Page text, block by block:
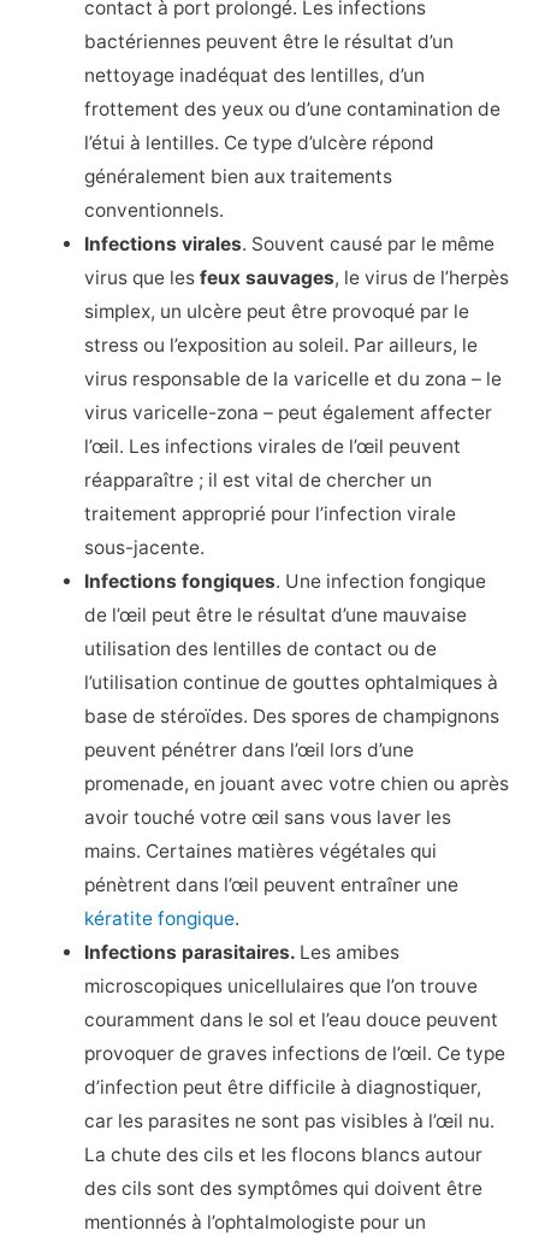
contact à port prolongé. Les infections
bactériennes peuvent être le résultat d’un
nettoyage inadéquat des lentilles, d’un
frottement des yeux ou d’une contamination de
l’étui à lentilles. Ce type d’ulcère répond
généralement bien aux traitements
conventionnels.
Infections virales. Souvent causé par le même
virus que lesfeux sauvages, le virus de l’herpès
simplex, un ulcère peut être provoqué par le
stress ou l’exposition au soleil. Par ailleurs, le
virus responsable de la varicelle et du zona – le
virus varicelle-zona – peut également affecter
l’œil. Les infections virales de l’œil peuvent
réapparaître ; il est vital de chercher un
traitement approprié pour l’infection virale
sous-jacente.
Infections fongiques. Une infection fongique
de l’œil peut être le résultat d’une mauvaise
utilisation des lentilles de contact ou de
l’utilisation continue de gouttes ophtalmiques à
base de stéroïdes. Des spores de champignons
peuvent pénétrer dans l’œil lors d’une
promenade, en jouant avec votre chien ou après
avoir touché votre œil sans vous laver les
mains. Certaines matières végétales qui
pénètrent dans l’œil peuvent entraîner une
kératite fongique.
Infections parasitaires. Les amibes
microscopiques unicellulaires que l’on trouve
couramment dans le sol et l’eau douce peuvent
provoquer de graves infections de l’œil. Ce type
d’infection peut être difficile à diagnostiquer,
car les parasites ne sont pas visibles à l’œil nu.
La chute des cils et les flocons blancs autour
des cils sont des symptômes qui doivent être
mentionnés à l’ophtalmologiste pour un